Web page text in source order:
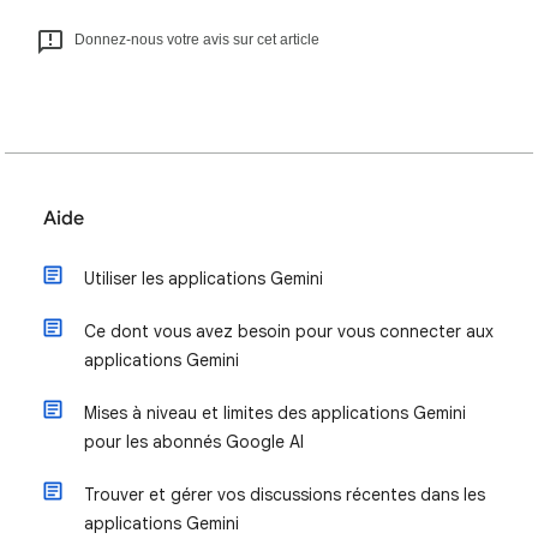
Donnez-nous votre avis sur cet article
Aide
Utiliser les applications Gemini
Ce dont vous avez besoin pour vous connecter aux
applications Gemini
Mises à niveau et limites des applications Gemini
pour les abonnés Google AI
Trouver et gérer vos discussions récentes dans les
applications Gemini